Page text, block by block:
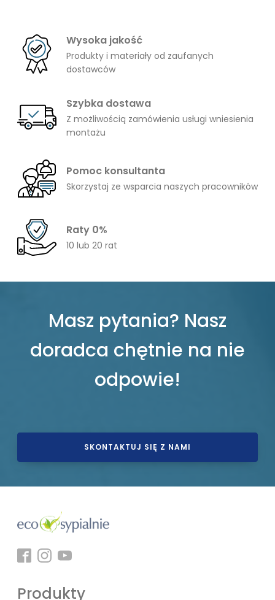
Wysoka jakość
Produkty i materiały od zaufanych
dostawców
Szybka dostawa
Z możliwością zamówienia usługi wniesienia
montażu
Pomoc konsultanta
Skorzystaj ze wsparcia naszych pracowników
Raty 0%
10 lub 20 rat
Masz pytania? Nasz
doradca chętnie na nie
odpowie!
SKONTAKTUJ SIĘ Z NAMI
Produkty